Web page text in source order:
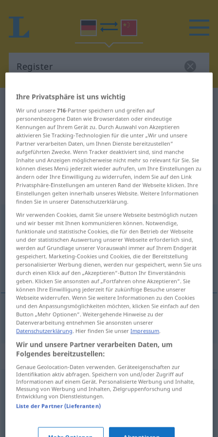
Deutsch-Chinesisch Wörterbuch
Deutsch-Chinesisch Übersetzung
für "Register"
"Register" Chinesisch Übersetzung
„Register“: Neutrum
Registern
Übersicht aller Übersetzungen
(Für mehr Details die Übersetzung anklicken/antippen)
目录
目录[mùlù] Register
Synonyme für "Register"
Inhaltsverzeichnis
Ihre Privatsphäre ist uns wichtig
Wir und unsere716-Partner speichern und greifen auf
personenbezogene Daten wie Browserdaten oder eindeutige
Kennungen auf Ihrem Gerät zu. Durch Auswahl von Akzeptieren
aktivieren Sie Tracking-Technologien für die unter „Wir und unsere
Partner verarbeiten Daten, um Ihnen Dienste bereitzustellen“
aufgeführten Zwecke. Wenn Tracker deaktiviert sind, sind manche
Inhalte und Anzeigen möglicherweise nicht mehr so relevant für Sie. Sie
können dieses Menü jederzeit wieder aufrufen, um Ihre Einstellungen zu
ändern oder Ihre Einwilligung zu widerrufen, indem Sie auf den Link
Privatsphäre-Einstellungen am unteren Rand der Webseite klicken. Ihre
Einstellungen gelten innerhalb unseres Website. Weitere Informationen
finden Sie in unserer Datenschutzerklärung.
Wir verwenden Cookies, damit Sie unsere Webseite bestmöglich nutzen
und wir besser mit Ihnen kommunizieren können. Notwendige,
funktionale und statistische Cookies, die für den Betrieb der Webseite
und der statistischen Auswertung unserer Webseite erforderlich sind,
werden auf Grundlage unserer Vorauswahl immer auf Ihrem Endgerät
gespeichert. Marketing-Cookies und Cookies, die der Bereitstellung
personalisierter Werbung dienen, werden nur gespeichert, wenn Sie uns
durch einen Klick auf den „Akzeptieren“-Button Ihr Einverständnis
geben. Klicken Sie ansonsten auf „Fortfahren ohne Akzeptieren“. Sie
können Ihre Einwilligung jederzeit für zukünftige Besuche unserer
Webseite widerrufen. Wenn Sie weitere Informationen zu den Cookies
und den Anpassungsmöglichkeiten möchten, klicken Sie einfach auf den
Button „Mehr Optionen“. Weitergehende Hinweise zu der
Datenverarbeitung entnehmen Sie ansonsten unserer
Datenschutzerklärung. Hier finden Sie unserImpressum.
Wir und unsere Partner verarbeiten Daten, um
Folgendes bereitzustellen:
Genaue Geolocation-Daten verwenden. Geräteeigenschaften zur
Identifikation aktiv abfragen. Speichern von und/oder Zugriff auf
Informationen auf einem Gerät. Personalisierte Werbung und Inhalte,
Messung von Werbung und Inhalten, Zielgruppenforschung und
Entwicklung von Dienstleistungen.
Liste der Partner (Lieferanten)